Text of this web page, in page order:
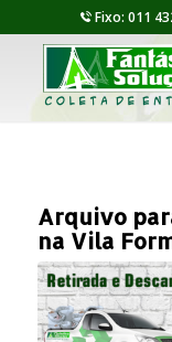
Fixo: 011
Arquivo
na Vila